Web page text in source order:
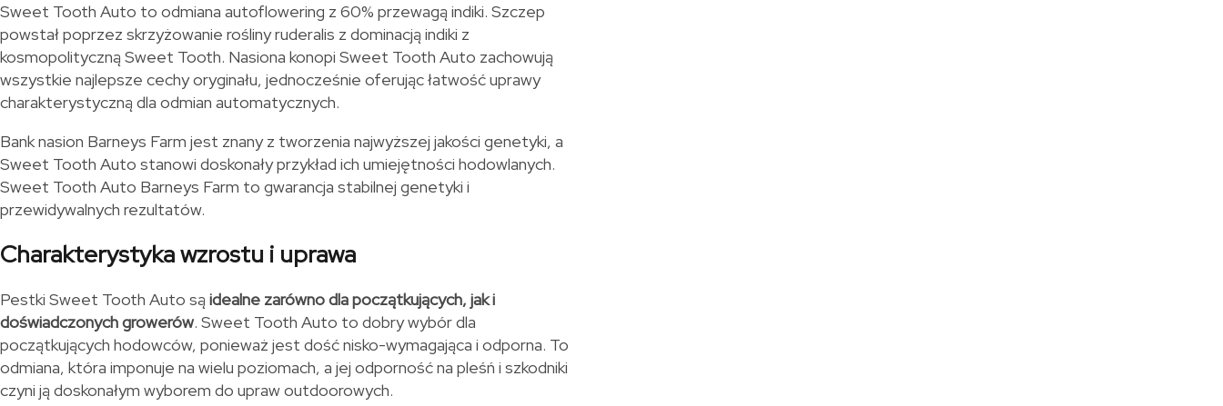
Sweet Tooth Auto to odmiana autoflowering z 60% przewagą indiki. Szczep
powstał poprzez skrzyżowanie rośliny ruderalis z dominacją indiki z
kosmopolityczną Sweet Tooth. Nasiona konopi Sweet Tooth Auto zachowują
wszystkie najlepsze cechy oryginału, jednocześnie oferując łatwość uprawy
charakterystyczną dla odmian automatycznych.
Bank nasion Barneys Farm jest znany z tworzenia najwyższej jakości genetyki, a
Sweet Tooth Auto stanowi doskonały przykład ich umiejętności hodowlanych.
Sweet Tooth Auto Barneys Farm to gwarancja stabilnej genetyki i
przewidywalnych rezultatów.
Charakterystyka wzrostu i uprawa
Pestki Sweet Tooth Auto są idealne zarówno dla początkujących, jak i
doświadczonych growerów. Sweet Tooth Auto to dobry wybór dla
początkujących hodowców, ponieważ jest dość nisko-wymagająca i odporna. To
odmiana, która imponuje na wielu poziomach, a jej odporność na pleśń i szkodniki
czyni ją doskonałym wyborem do upraw outdoorowych.